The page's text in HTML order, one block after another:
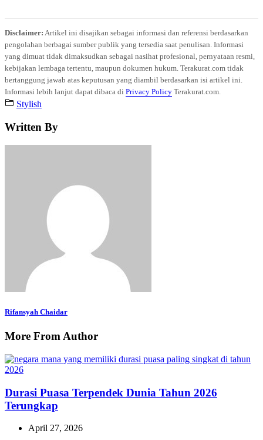
Disclaimer: Artikel ini disajikan sebagai informasi dan referensi berdasarkan
pengolahan berbagai sumber publik yang tersedia saat penulisan. Informasi
yang dimuat tidak dimaksudkan sebagai nasihat profesional, pernyataan resmi,
kebijakan lembaga tertentu, maupun dokumen hukum. Terakurat.com tidak
bertanggung jawab atas keputusan yang diambil berdasarkan isi artikel ini.
Informasi lebih lanjut dapat dibaca di Privacy Policy Terakurat.com.
Stylish
Written By
Rifansyah Chaidar
More From Author
Durasi Puasa Terpendek Dunia Tahun 2026
Terungkap
April 27, 2026